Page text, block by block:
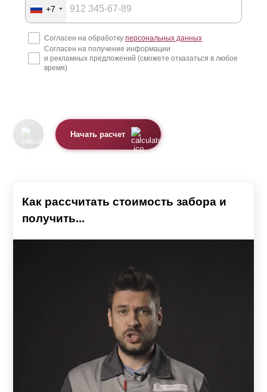
+7
Согласен на обработку персональных данных
Согласен на получение информации
и рекламных предложений (сможете отказаться в любое
время)
Начать расчет
Как рассчитать стоимость забора и
получить...